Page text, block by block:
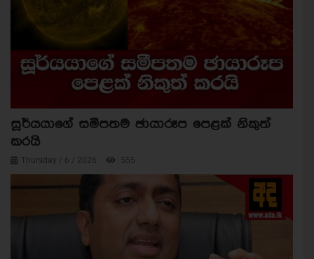
සූර්යයාගේ සමීපතම ඡායාරූප පෙළක් නිකුත්
කරයි
Thursday / 6 / 2026 555